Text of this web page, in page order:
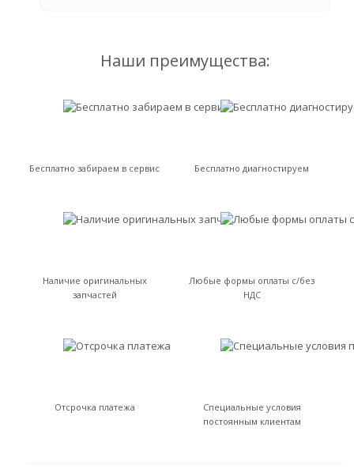
Наши преимущества:
Бесплатно забираем в сервис Бесплатно диагностируем
Наличие оригинальных
запчастей
Любые формы оплаты с/без
НДС
Отсрочка платежа
Специальные условия
постоянным клиентам